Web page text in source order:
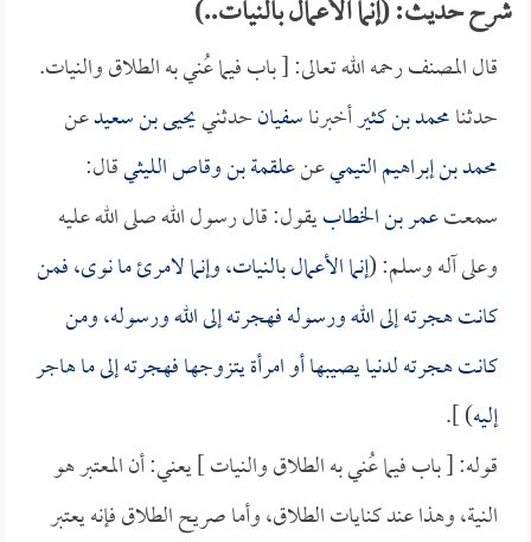
شرح حديث: (إنما الأعمال بالنيات..)
قال المصنف رحمه الله تعالى: [ باب فيما عُني به الطلاق والنيات.
حدثنامحمد بن كثيرأخبرناسفيانحدثنييحيى بن سعيدعن
محمد بن إبراهيم التيميعنعلقمة بن وقاص الليثيقال:
سمعتعمر بن الخطابيقول: قال رسول الله صلى الله عليه
وعلى آله وسلم: (إنما الأعمال بالنيات، وإنما لامرئ ما نوى، فمن
كانت هجرته إلى الله ورسوله فهجرته إلى الله ورسوله، ومن
كانت هجرته لدنيا يصيبها أو امرأة يتزوجها فهجرته إلى ما هاجر
إليه) ].
قوله: [ باب فيما عُني به الطلاق والنيات ] يعني: أن المعتبر هو
النية، وهذا عند كنايات الطلاق، وأما صريح الطلاق فإنه يعتبر